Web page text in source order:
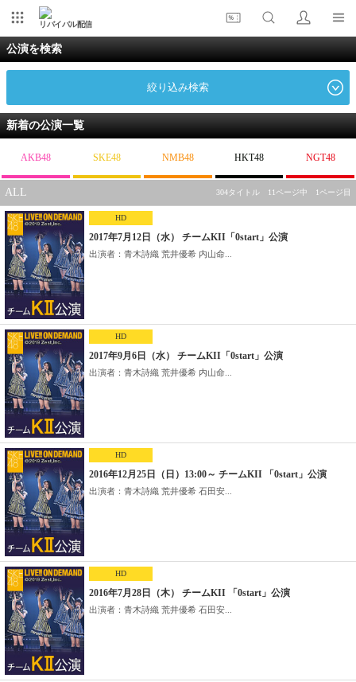
リバイバル配信
公演を検索
絞り込み検索
新着の公演一覧
AKB48 SKE48 NMB48 HKT48 NGT48
ALL 304タイトル 11ページ中 1ページ目
HD
2017年7月12日（水） チームKII「0start」公演
出演者：青木詩織 荒井優希 内山命...
HD
2017年9月6日（水） チームKII「0start」公演
出演者：青木詩織 荒井優希 内山命...
HD
2016年12月25日（日）13:00～ チームKII 「0start」公演
出演者：青木詩織 荒井優希 石田安...
HD
2016年7月28日（木） チームKII 「0start」公演
出演者：青木詩織 荒井優希 石田安...